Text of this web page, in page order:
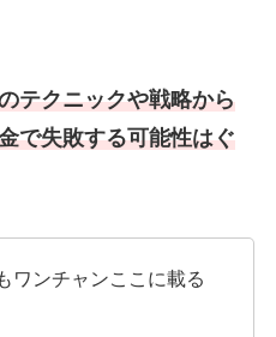
テクニックや戦略から
で失敗する可能性はぐ
ワンチャンここに載る